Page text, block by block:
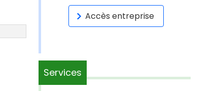
Accès entreprise
Services